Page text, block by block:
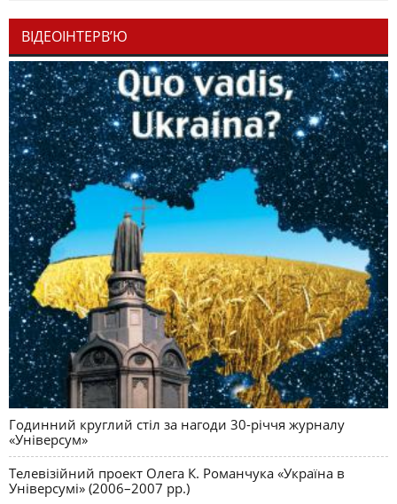
ВІДЕОІНТЕРВ’Ю
Годинний круглий стіл за нагоди 30-річчя журналу
«Універсум»
Телевізійний проект Олега К. Романчука «Україна в
Універсумі» (2006–2007 рр.)